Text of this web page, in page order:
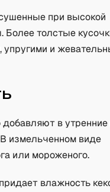
при высокой
Более толстые
и
в
измельченном виде
или мороженого.
влажность